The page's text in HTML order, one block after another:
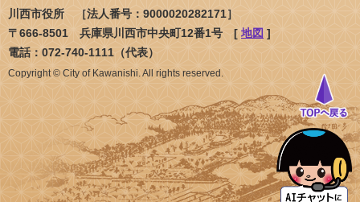
川西市役所 ［法人番号：9000020282171］
〒666-8501 兵庫県川西市中央町12番1号 [ 地図 ]
電話：072-740-1111（代表）
Copyright © City of Kawanishi. All rights reserved.